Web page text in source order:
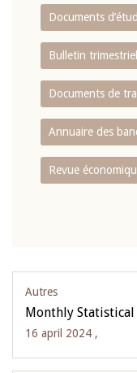
Documents
Bulletin
Documents de
Annuaire des
Revue
Autres
Monthly
16 april 2024 ,